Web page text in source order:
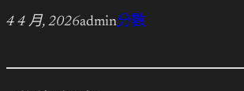
4 4 月, 2026admin分數